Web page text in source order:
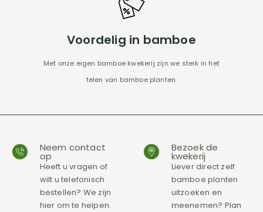
Voordelig in bamboe
Met onze eigen bamboe kwekerij zijn we sterk in het
telen van bamboe planten.
Neem contact
op
Heeft u vragen of
wilt u telefonisch
bestellen? We zijn
hier om te helpen.
Bezoek de
kwekerij
Liever direct zelf
bamboe planten
uitzoeken en
meenemen? Plan